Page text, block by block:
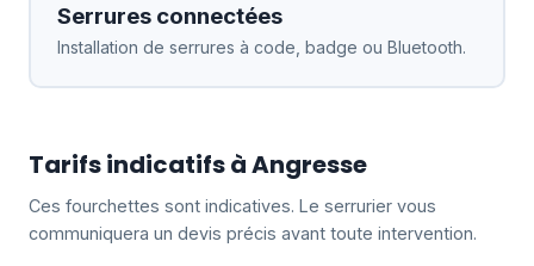
Serrures connectées
Installation de serrures à code, badge ou Bluetooth.
Tarifs indicatifs à Angresse
Ces fourchettes sont indicatives. Le serrurier vous
communiquera un devis précis avant toute intervention.